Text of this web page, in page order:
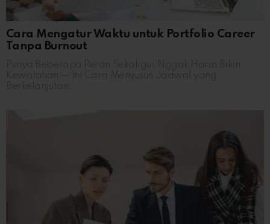
Cara Mengatur Waktu untuk Portfolio Career
Tanpa Burnout
Punya Beberapa Peran Sekaligus Nggak Harus Bikin
Berkelanjutan.